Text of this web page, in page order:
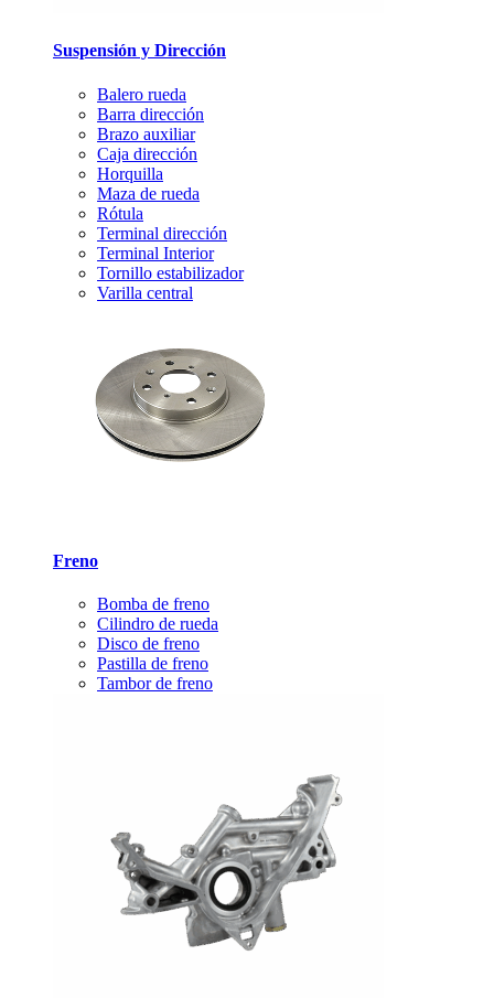
Suspensión y Dirección
Balero rueda
Barra dirección
Brazo auxiliar
Caja dirección
Horquilla
Maza de rueda
Rótula
Terminal dirección
Terminal Interior
Tornillo estabilizador
Varilla central
Freno
Bomba de freno
Cilindro de rueda
Disco de freno
Pastilla de freno
Tambor de freno